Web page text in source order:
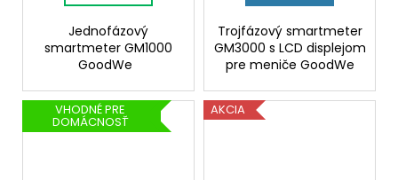
Jednofázový
smartmeter GM1000
GoodWe
Trojfázový smartmeter
GM3000 s LCD displejom
pre meniče GoodWe
VHODNÉ PRE
DOMÁCNOSŤ
AKCIA